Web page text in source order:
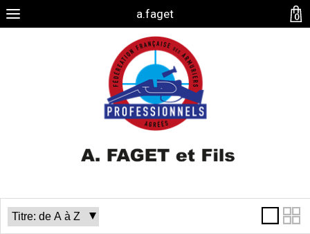
a.faget 0